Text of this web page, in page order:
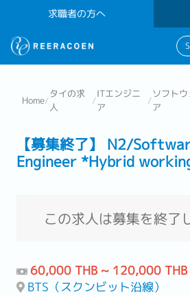
求職者の方へ
Home/
タイの求
人
/
ITエンジニ
ア
/
ソフト
ア
【募集終了】 N2/
Engineer *Hybrid
この求人は募集を終了
60,000 THB ~ 120,000 THB
BTS（スクンビット沿線）